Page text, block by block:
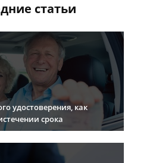
статьи
удостоверения, как
срока